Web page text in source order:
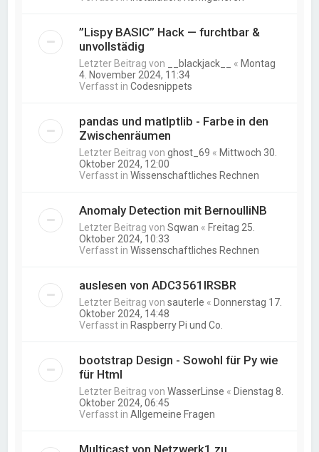
”Lispy BASIC” Hack — furchtbar &
unvollstädig
Letzter Beitrag von __blackjack__ « Montag
4. November 2024, 11:34
Verfasst inCodesnippets
pandas und matlptlib - Farbe in den
Zwischenräumen
Letzter Beitrag vonghost_69 « Mittwoch 30.
Oktober 2024, 12:00
Verfasst inWissenschaftliches Rechnen
Anomaly Detection mit BernoulliNB
Letzter Beitrag vonSqwan « Freitag 25.
Oktober 2024, 10:33
Verfasst inWissenschaftliches Rechnen
auslesen von ADC3561IRSBR
Letzter Beitrag vonsauterle « Donnerstag 17.
Oktober 2024, 14:48
Verfasst in Raspberry Pi und Co.
bootstrap Design - Sowohl für Py wie
für Html
Letzter Beitrag vonWasserLinse « Dienstag 8.
Oktober 2024, 06:45
Verfasst inAllgemeine Fragen
Multicast von Netzwerk1 zu